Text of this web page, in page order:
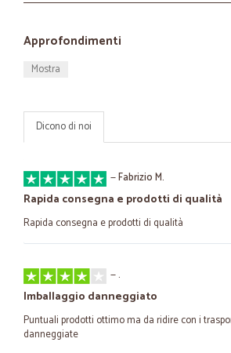
Approfondimenti
Mostra
Dicono di noi
—Fabrizio M.
Rapida consegna e prodotti di qualità
Rapida consegna e prodotti di qualità
—.
Imballaggio danneggiato
Puntuali prodotti ottimo ma da ridire con i
danneggiate